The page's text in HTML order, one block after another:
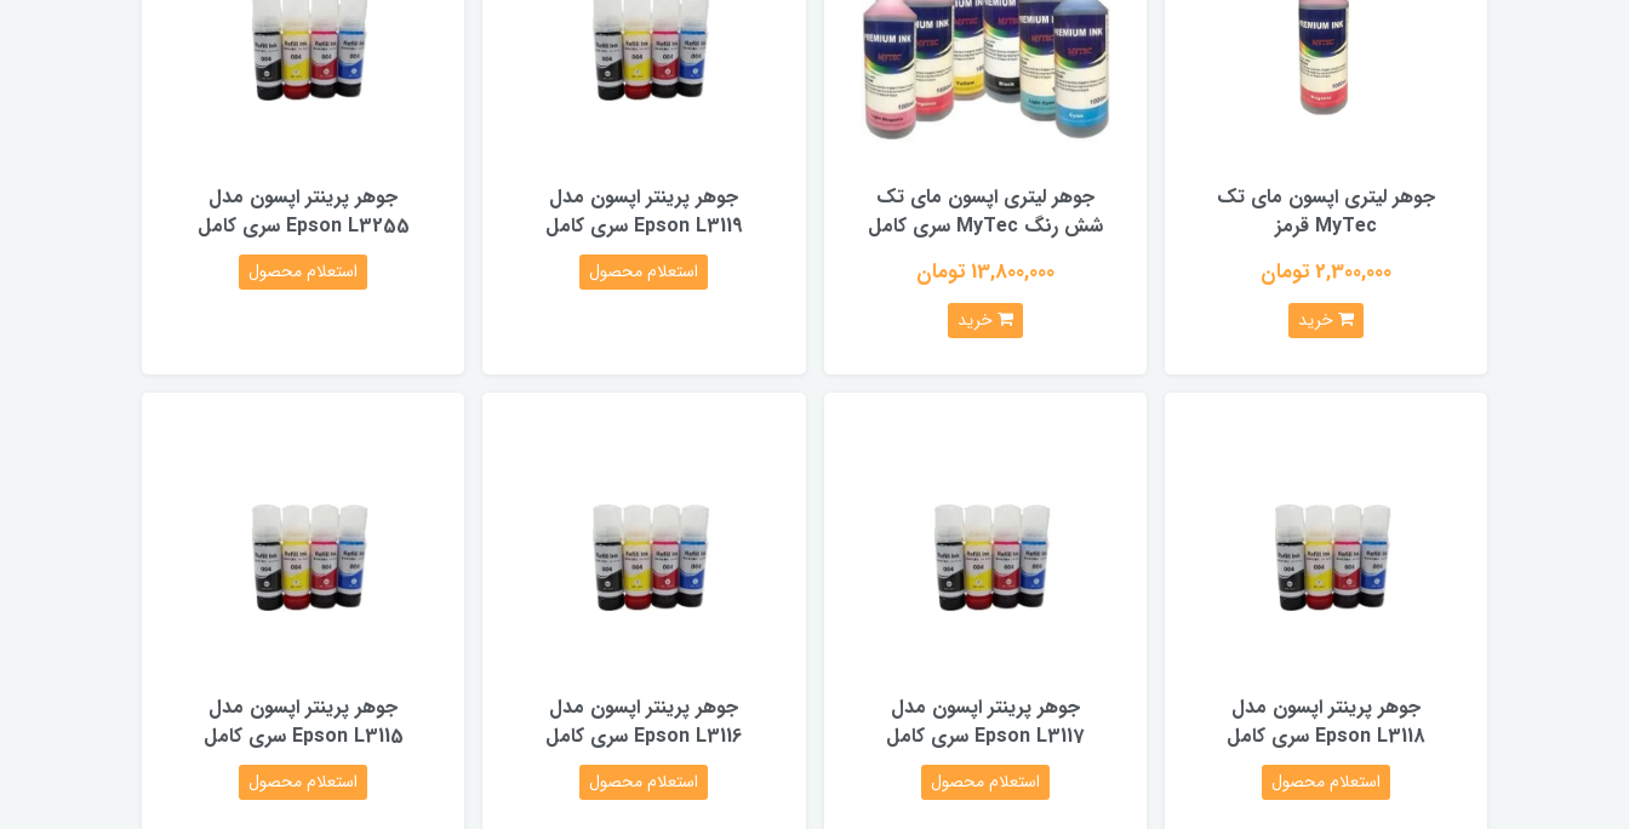
جوهر لیتری اپسون مای تک
MyTec قرمز
2,300,000 تومان
خرید
جوهر لیتری اپسون مای تک
شش رنگ MyTec سری کامل
13,800,000 تومان
خرید
جوهر پرینتر اپسون مدل
Epson L3119 سری کامل
استعلام محصول
جوهر پرینتر اپسون مدل
Epson L3255 سری کامل
استعلام محصول
جوهر پرینتر اپسون مدل
Epson L3118 سری کامل
استعلام محصول
جوهر پرینتر اپسون مدل
Epson L3117 سری کامل
استعلام محصول
جوهر پرینتر اپسون مدل
Epson L3116 سری کامل
استعلام محصول
جوهر پرینتر اپسون مدل
Epson L3115 سری کامل
استعلام محصول